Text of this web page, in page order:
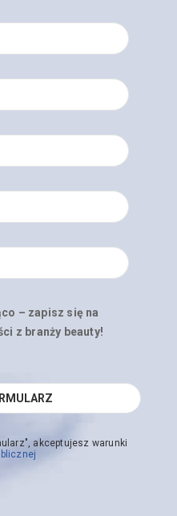
– zapisz się na
z branży beauty!
akceptujesz warunki